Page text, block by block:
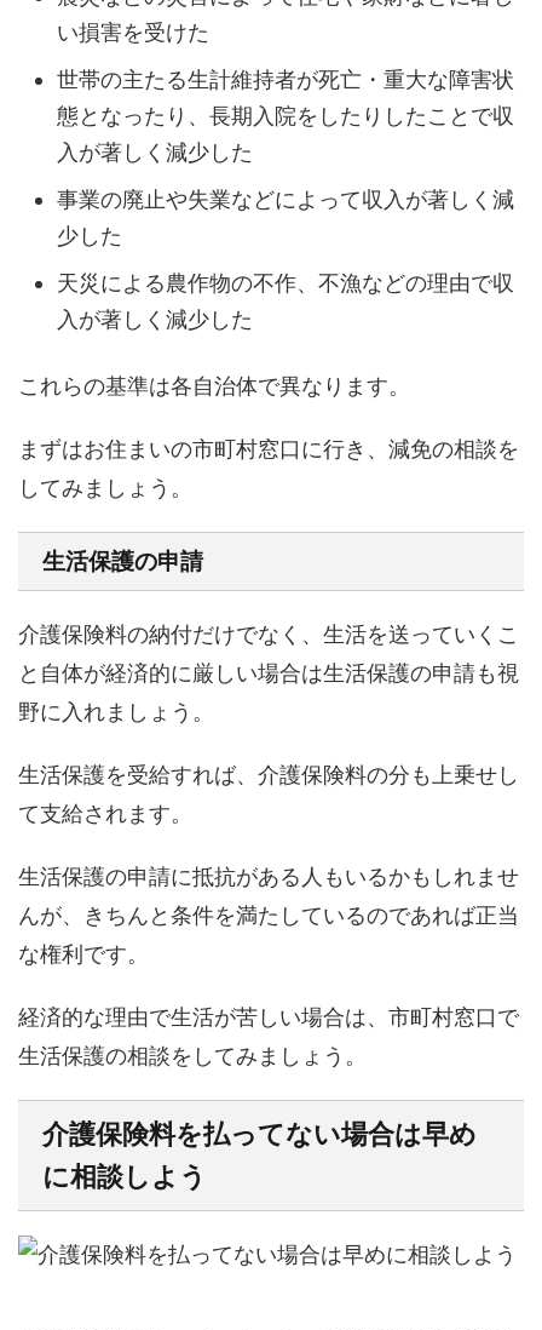
い損害を受けた
世帯の主たる生計維持者が死亡・重大な障害状
態となったり、長期入院をしたりしたことで収
入が著しく減少した
事業の廃止や失業などによって収入が著しく減
少した
天災による農作物の不作、不漁などの理由で収
入が著しく減少した
これらの基準は各自治体で異なります。
まずはお住まいの市町村窓口に行き、減免の相談を
してみましょう。
生活保護の申請
介護保険料の納付だけでなく、生活を送っていくこ
と自体が経済的に厳しい場合は生活保護の申請も視
野に入れましょう。
生活保護を受給すれば、介護保険料の分も上乗せし
て支給されます。
生活保護の申請に抵抗がある人もいるかもしれませ
んが、きちんと条件を満たしているのであれば正当
な権利です。
経済的な理由で生活が苦しい場合は、市町村窓口で
生活保護の相談をしてみましょう。
介護保険料を払ってない場合は早め
に相談しよう